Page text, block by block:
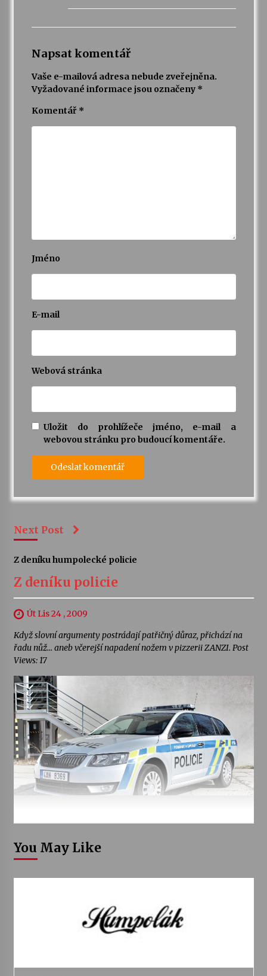
Napsat komentář
Vaše e-mailová adresa nebude zveřejněna.
Vyžadované informace jsou označeny *
Komentář *
Jméno
E-mail
Webová stránka
Uložit do prohlížeče jméno, e-mail a
webovou stránku pro budoucí komentáře.
Next Post
Z deníku humpolecké policie
Z deníku policie
Út Lis 24 , 2009
Když slovní argumenty postrádají patřičný důraz, přichází na
řadu nůž… aneb včerejší napadení nožem v pizzerii ZANZI. Post
Views: 17
You May Like